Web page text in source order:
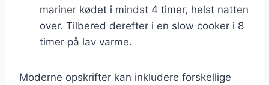
mariner kødet i mindst 4 timer, helst natten
over. Tilbered derefter i en slow cooker i 8
timer på lav varme.
Moderne opskrifter kan inkludere forskellige